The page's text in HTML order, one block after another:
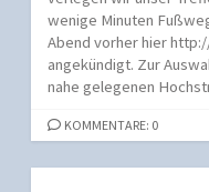
wenige Minuten
Abend vorher hier
angekündigt. Zur
nahe gelegenen
KOMMENTARE: 0